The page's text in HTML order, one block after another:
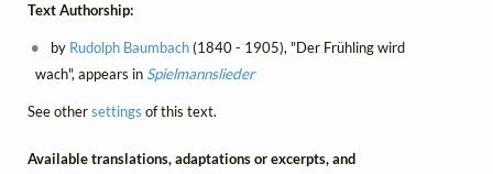
Text Authorship:
by Rudolph Baumbach(1840 - 1905), "Der Frühling wird
wach", appears in Spielmannslieder
See othersettings of this text.
Available translations, adaptations or excerpts, and